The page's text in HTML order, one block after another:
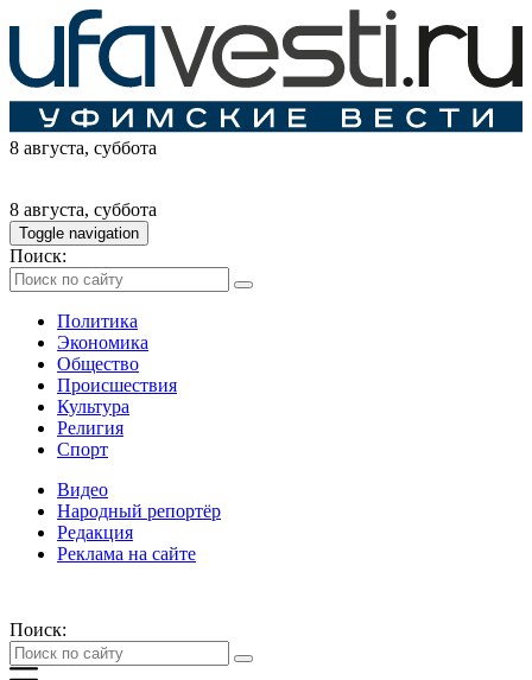
8 августа, суббота
8 августа, суббота
Toggle navigation
Поиск:
Политика
Экономика
Общество
Происшествия
Культура
Религия
Спорт
Видео
Народный репортёр
Редакция
Реклама на сайте
Поиск: